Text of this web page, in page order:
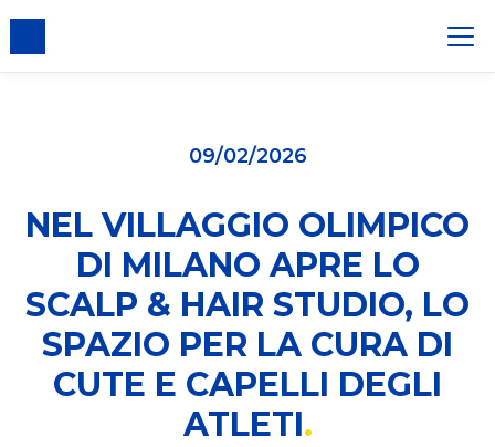
09/02/2026
NEL VILLAGGIO OLIMPICO
DI MILANO APRE LO
SCALP & HAIR STUDIO, LO
SPAZIO PER LA CURA DI
CUTE E CAPELLI DEGLI
ATLETI